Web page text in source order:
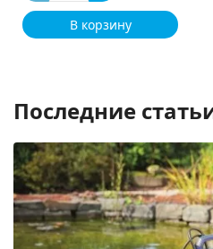
В корзину
Последние